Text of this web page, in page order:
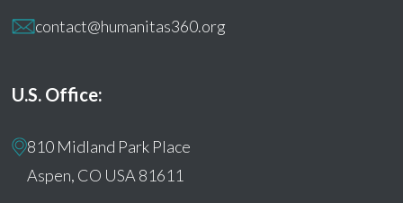
contact@humanitas360.org
U.S. Office:
810 Midland Park Place
Aspen, CO USA 81611